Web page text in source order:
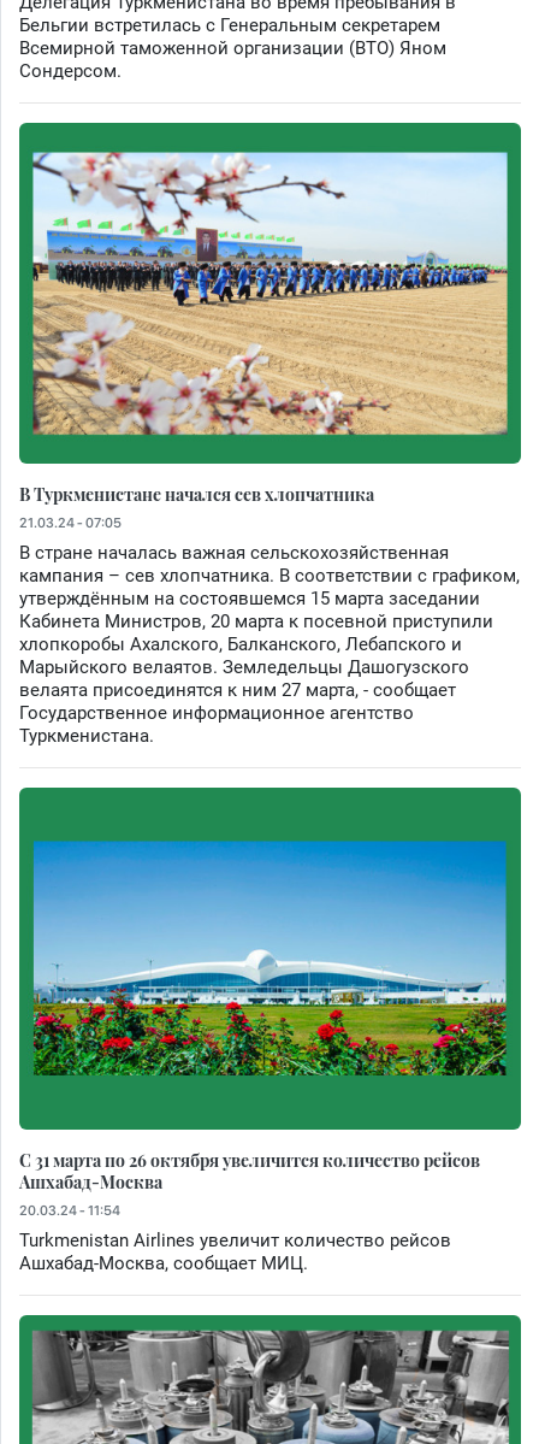
Бельгии встретилась с Генеральным секретарем
Всемирной таможенной организации (ВТО) Яном
Сондерсом.
В Туркменистане начался сев хлопчатника
21.03.24 - 07:05
В стране началась важная сельскохозяйственная
кампания – сев хлопчатника. В соответствии с графиком,
утверждённым на состоявшемся 15 марта заседании
Кабинета Министров, 20 марта к посевной приступили
хлопкоробы Ахалского, Балканского, Лебапского и
Марыйского велаятов. Земледельцы Дашогузского
велаята присоединятся к ним 27 марта, - сообщает
Государственное информационное агентство
Туркменистана.
С 31 марта по 26 октября увеличится количество рейсов
Ашхабад-Москва
20.03.24 - 11:54
Turkmenistan Airlines увеличит количество рейсов
Ашхабад-Москва, сообщает МИЦ.